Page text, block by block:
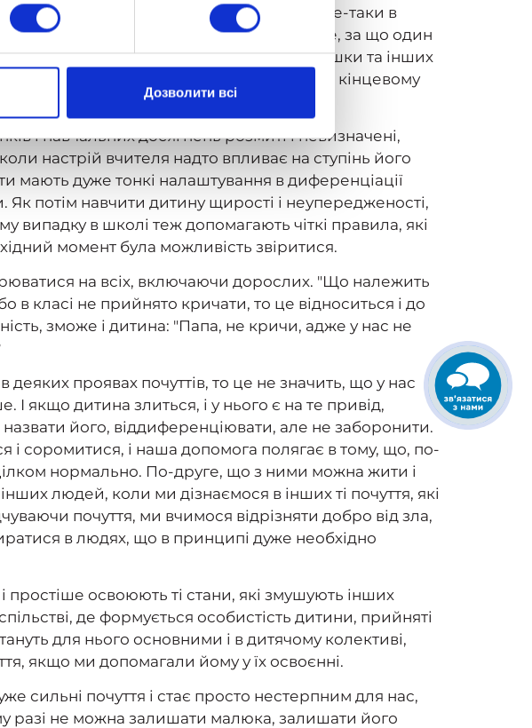
Дозволити всі
вона відчуває, і, врешті-решт, що все-таки в
батьків досить суперечливі — те, за що один
з власними почуттями з приводу чашки та інших
примх, витівок, істерик, бажань, і це в кінцевому
і навчальних досягнень розмиті і невизначені,
настрій вчителя надто впливає на ступінь його
мають дуже тонкі налаштування в диференціації
потім навчити дитину щирості і неупередженості,
в школі теж допомагають чіткі правила, які
момент була можливість звіритися.
на всіх, включаючи дорослих. "Що належить
в класі не прийнято кричати, то це відноситься і до
зможе і дитина: "Папа, не кричи, адже у нас не
проявах почуттів, то це не значить, що у нас
якщо дитина злиться, і у нього є на те привід,
його, віддиференціювати, але не заборонити.
і соромитися, і наша допомога полягає в тому, що, по-
нормально. По-друге, що з ними можна жити і
людей, коли ми дізнаємося в інших ті почуття, які
почуття, ми вчимося відрізняти добро від зла,
в людях, що в принципі дуже необхідно
простіше освоюють ті стани, які змушують інших
де формується особистість дитини, прийняті
для нього основними і в дитячому колективі,
якщо ми допомагали йому у їх освоєнні.
сильні почуття і стає просто нестерпним для нас,
разі не можна залишати малюка, залишати його